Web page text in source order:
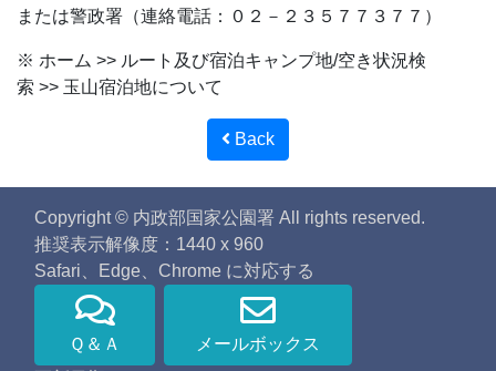
または警政署（連絡電話：０２－２３５７７３７７）
※ ホーム >> ルート及び宿泊キャンプ地/空き状況検
索 >> 玉山宿泊地について
Back
Copyright © 内政部国家公園署 All rights reserved.
推奨表示解像度：1440 x 960
Safari、Edge、Chrome に対応する
Ｑ＆Ａ
メールボックス